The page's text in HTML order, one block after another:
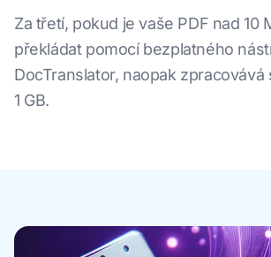
Za třetí, pokud je vaše PDF nad 10
překládat pomocí bezplatného
DocTranslator, naopak
1 GB.